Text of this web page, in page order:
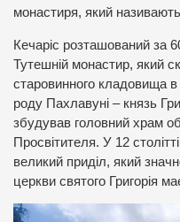
монастиря, який
Кечаріс розташований за
Тутешній монастир, який
старовинного кладовища в
роду Пахлавуні – князь
збудував головний храм
Просвітителя. У 12
великий приділ, який
церкви святого Григорія